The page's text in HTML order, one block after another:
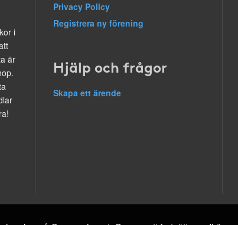
i
är
Privacy Policy
Registrera ny förening
Hjälp och frågor
Skapa ett ärende